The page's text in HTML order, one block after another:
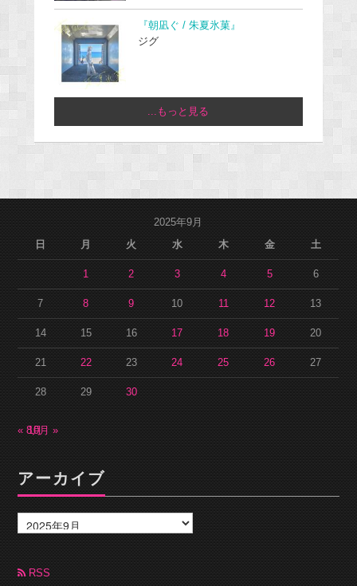
『朝凪ぐ / 朱夏氷菓』
ジグ
...もっと見る
2025年9月
日
月 火 水 木 金 土
1 2 3 4 5 6
7 8 9 10 11 12 13
14 15 16 17 18 19 20
21 22 23 24 25 26 27
28 29 30
« 8月
10月 »
アーカイブ
ー
カ
ブ RSS